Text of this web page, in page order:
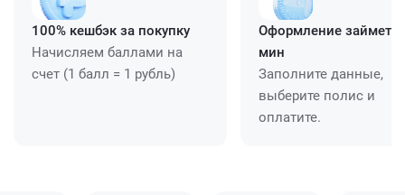
100% кешбэк за покупку
Начисляем баллами на
счет (1 балл = 1 рубль)
Оформление займет
мин
Заполните данные,
выберите полис и
оплатите.